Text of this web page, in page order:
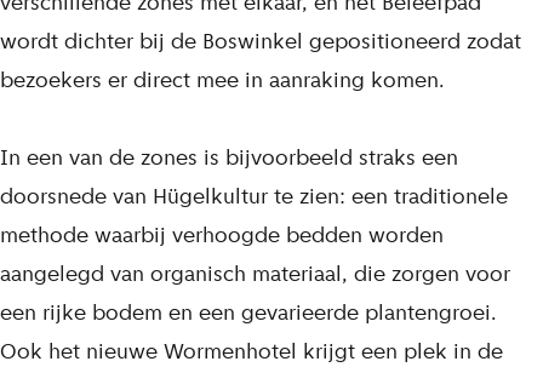
wordt dichter bij de Boswinkel gepositioneerd zodat
bezoekers er direct mee in aanraking komen.
In een van de zones is bijvoorbeeld straks een
doorsnede van Hügelkultur te zien: een traditionele
methode waarbij verhoogde bedden worden
aangelegd van organisch materiaal, die zorgen voor
een rijke bodem en een gevarieerde plantengroei.
Ook het nieuwe Wormenhotel krijgt een plek in de